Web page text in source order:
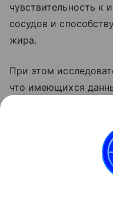
чувствительность к
сосудов и
жира.
При этом
что имеющихся
чем каждый из этих